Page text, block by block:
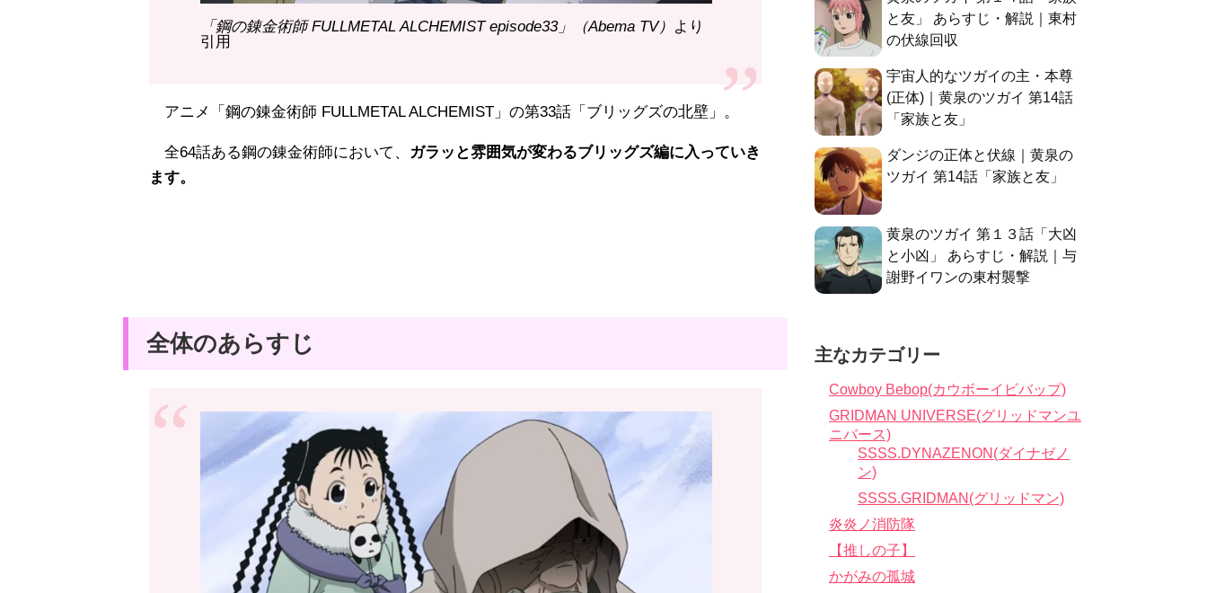
「鋼の錬金術師 FULLMETAL ALCHEMIST episode33」（Abema TV） より
引用
アニメ「鋼の錬金術師 FULLMETAL ALCHEMIST」の第33話「ブリッグズの北壁」。
全64話ある鋼の錬金術師において、
ガラッと雰囲気が変わるブリッグズ編に入っていき
ます。
全体のあらすじ
と友」 あらすじ・解説｜東村
の伏線回収
宇宙人的なツガイの主・本尊
(正体)｜黄泉のツガイ 第14話
「家族と友」
ダンジの正体と伏線｜黄泉の
ツガイ 第14話「家族と友」
黄泉のツガイ 第１３話「大凶
と小凶」 あらすじ・解説｜与
謝野イワンの東村襲撃
主なカテゴリー
Cowboy Bebop(カウボーイビバップ)
GRIDMAN UNIVERSE(グリッドマンユ
ニバース)
SSSS.DYNAZENON(ダイナゼノ
ン)
SSSS.GRIDMAN(グリッドマン)
炎炎ノ消防隊
【推しの子】
かがみの孤城